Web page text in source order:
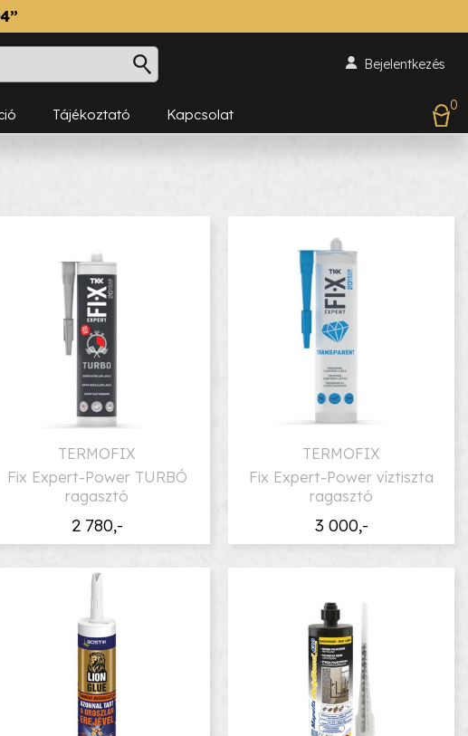
Bejelentkezés
Tájékoztató Kapcsolat
0
2 780,-
TERMOFIX
Fix Expert-Power TURBÓ
ragasztó
3 000,-
TERMOFIX
Fix Expert-Power víztiszta
ragasztó